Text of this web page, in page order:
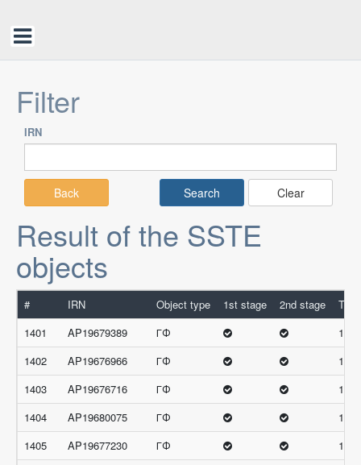
Filter
IRN
Back Clear
Result of the SSTE
objects
# IRN Object type 1st stage 2nd stage
1401
AP19679389 ГФ
1402
AP19676966 ГФ
16
1403
AP19676716 ГФ
1404
AP19680075 ГФ
1405
AP19677230 ГФ